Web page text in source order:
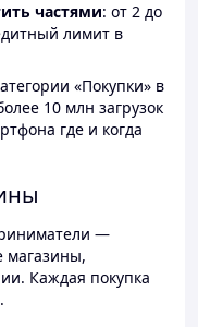
частями: от 2 до
лимит в
«Покупки» в
10 млн загрузок
где и когда
—
магазины,
Каждая покупка